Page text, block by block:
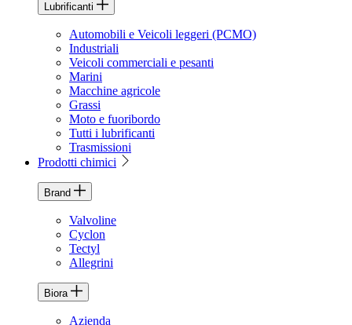
Lubrificanti
Automobili e Veicoli leggeri (PCMO)
Industriali
Veicoli commerciali e pesanti
Marini
Macchine agricole
Grassi
Moto e fuoribordo
Tutti i lubrificanti
Trasmissioni
Prodotti chimici
Brand
Valvoline
Cyclon
Tectyl
Allegrini
Biora
Azienda